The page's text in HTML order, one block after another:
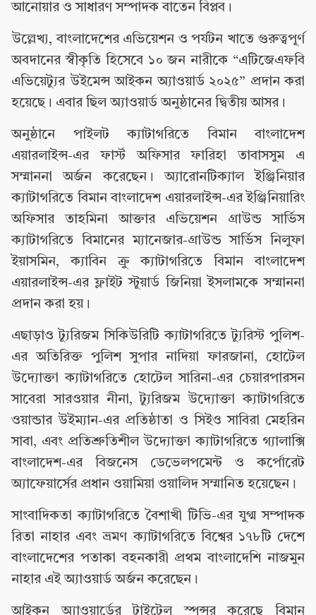
আনোয়ার ও সাধারণ সম্পাদক বাতেন বিপ্লব।
উল্লেখ্য, বাংলাদেশের এভিয়েশন ও পর্যটন খাতে গুরুত্বপূর্ণ
অবদানের স্বীকৃতি হিসেবে ১০ জন নারীকে “এটিজেএফবি
এভিয়েট্যুর উইমেন্স আইকন অ্যাওয়ার্ড ২০২৫” প্রদান করা
হয়েছে। এবার ছিল অ্যাওয়ার্ড অনুষ্ঠানের দ্বিতীয় আসর।
অনুষ্ঠানে পাইলট ক্যাটাগরিতে বিমান বাংলাদেশ
এয়ারলাইন্স-এর ফার্স্ট অফিসার ফারিহা তাবাসসুম এ
সম্মাননা অর্জন করেছেন। অ্যারোনটিক্যাল ইঞ্জিনিয়ার
ক্যাটাগরিতে বিমান বাংলাদেশ এয়ারলাইন্স-এর ইঞ্জিনিয়ারিং
অফিসার তাহমিনা আক্তার এভিয়েশন গ্রাউন্ড সার্ভিস
ক্যাটাগরিতে বিমানের ম্যানেজার-গ্রাউন্ড সার্ভিস নিলুফা
ইয়াসমিন, ক্যাবিন ক্রু ক্যাটাগরিতে বিমান বাংলাদেশ
এয়ারলাইন্স-এর ফ্লাইট স্টুয়ার্ড জিনিয়া ইসলামকে সম্মাননা
প্রদান করা হয়।
এছাড়াও ট্যুরিজম সিকিউরিটি ক্যাটাগরিতে ট্যুরিস্ট পুলিশ-
এর অতিরিক্ত পুলিশ সুপার নাদিয়া ফারজানা, হোটেল
উদ্যোক্তা ক্যাটাগরিতে হোটেল সারিনা-এর চেয়ারপারসন
সাবেরা সারওয়ার নীনা, ট্যুরিজম উদ্যোক্তা ক্যাটাগরিতে
ওয়ান্ডার উইম্যান-এর প্রতিষ্ঠাতা ও সিইও সাবিরা মেহরিন
সাবা, এবং প্রতিশ্রুতিশীল উদ্যোক্তা ক্যাটাগরিতে গ্যালাক্সি
বাংলাদেশ-এর বিজনেস ডেভেলপমেন্ট ও কর্পোরেট
অ্যাফেয়ার্সের প্রধান ওয়ামিয়া ওয়ালিদ সম্মানিত হয়েছেন।
সাংবাদিকতা ক্যাটাগরিতে বৈশাখী টিভি-এর যুগ্ম সম্পাদক
রিতা নাহার এবং ভ্রমণ ক্যাটাগরিতে বিশ্বের ১৭৮টি দেশে
বাংলাদেশের পতাকা বহনকারী প্রথম বাংলাদেশি নাজমুন
নাহার এই অ্যাওয়ার্ড অর্জন করেছেন।
আইকন অ্যাওয়ার্ডের টাইটেল স্পন্সর করেছে বিমান